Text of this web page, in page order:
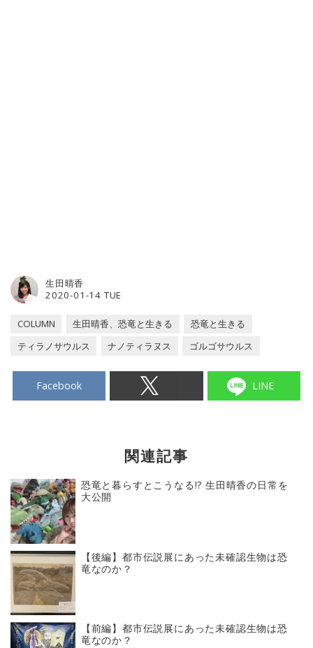
2020-01-14 TUE
生田晴香
COLUMN 生田晴香、恐竜と生きる
恐竜と生きる
ティラノサウルス
ナノティラヌス ゴルゴサウルス
Facebook LINE
関連記事
恐竜と暮らすとこうなる!? 生田晴香の日常を
大公開
【後編】都市伝説展にあった未確認生物は恐
竜なのか？
【前編】都市伝説展にあった未確認生物は恐
竜なのか？